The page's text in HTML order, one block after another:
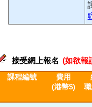
接受網上報名 (如欲報
課程編號
費用
(港幣$)